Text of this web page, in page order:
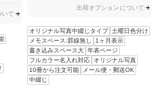
いて
出荷オプションについて
オリジナル写真中綴じタイプ 土曜日色分け
メモスペース:罫線無し
1ヶ月表示
書き込みスペース大 年表ページ
フルカラー名入れ対応
オリジナル写真
10冊から注文可能
メール便・郵送OK
中綴じ